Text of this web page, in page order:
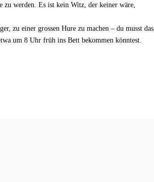
werden. Es ist kein Witz, der keiner wäre,
zu einer grossen Hure zu machen – du musst das
um 8 Uhr früh ins Bett bekommen könntest.